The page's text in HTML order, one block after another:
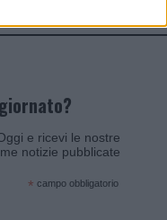
e ricevi le nostre
notizie pubblicate
* campo obbligatorio